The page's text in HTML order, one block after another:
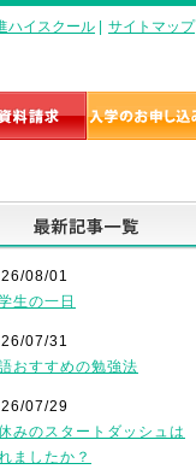
ハイスクール サイトマップ
08/01
生の一日
07/31
おすすめの勉強法
07/29
みのスタートダッシュは
ましたか？